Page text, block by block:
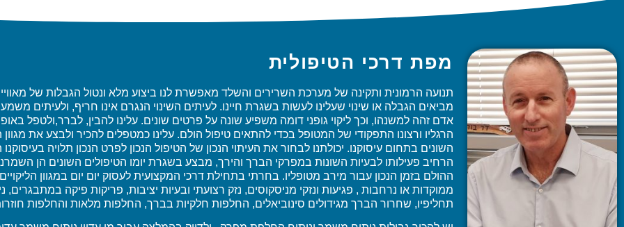
מפת דרכי הטיפולית
תנועה הרמונית ותקינה של מערכת השרירים והשלד מאפשרת לנו ביצוע מלא ונטול הגבלות של
מביאים הגבלה או שינוי שעלינו לעשות בשגרת חיינו. לעיתים השינוי הנגרם אינו חריף, ולעיתים
אדם זהה למשנהו, וכך ליקוי גופני דומה משפיע שונה על פרטים שונים. עלינו להבין, לברר,ולטפל
הרגליו ורצונו התפקודי של המטופל בכדי להתאים טיפול הולם. עלינו כמטפלים להכיר ולבצע את מגוון
השונים בתחום עיסוקנו. יכולתנו לבחור את העיתוי הנכון של הטיפול הנכון לפרט הנכון תלויה
הרחיב פעילותו לבעיות השונות במפרקי הברך והירך, מבצע בשגרת יומו הטיפולים השונים הן
ההולם בזמן הנכון עבור מירב מטופליו. בחרתי בתחילת דרכי המקצועית לעסוק יום יום במגוון
ממוקדות או נרחבות , פגיעות ונזקי מניסקוסים, נזק רצועתי ובעיות יציבות, פריקות פיקה
תחליפיו, שחרור הברך מגידולים סינוביאלים, החלפות חלקיות בברך, החלפות מלאות והחלפות